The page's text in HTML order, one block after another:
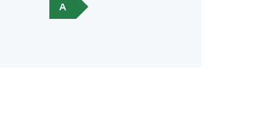
A